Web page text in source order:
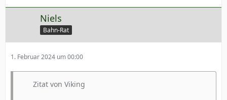
Niels
Bahn-Rat
1. Februar 2024 um 00:00
Zitat von Viking